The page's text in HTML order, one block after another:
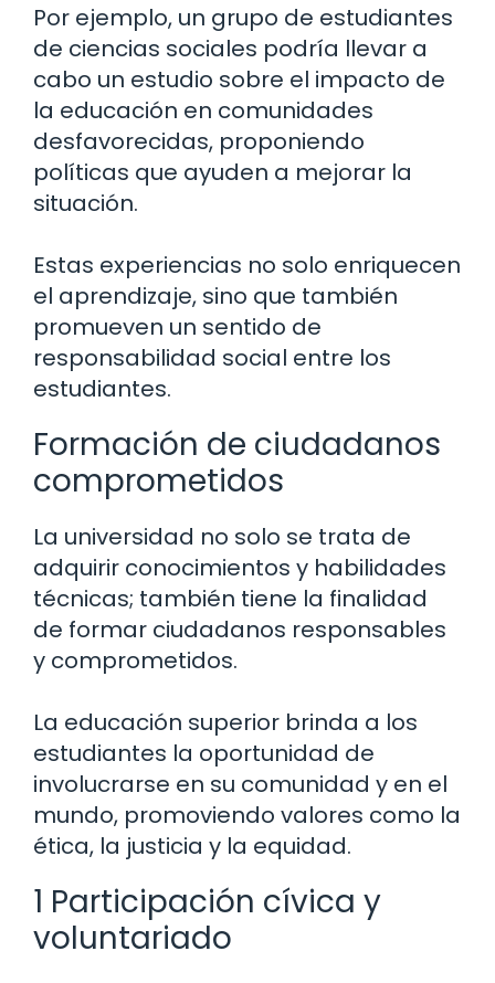
Por ejemplo, un grupo de estudiantes
de ciencias sociales podría llevar a
cabo un estudio sobre el impacto de
la educación en comunidades
desfavorecidas, proponiendo
políticas que ayuden a mejorar la
situación.
Estas experiencias no solo enriquecen
el aprendizaje, sino que también
promueven un sentido de
responsabilidad social entre los
estudiantes.
Formación de ciudadanos
comprometidos
La universidad no solo se trata de
adquirir conocimientos y habilidades
técnicas; también tiene la finalidad
de formar ciudadanos responsables
y comprometidos.
La educación superior brinda a los
estudiantes la oportunidad de
involucrarse en su comunidad y en el
mundo, promoviendo valores como la
ética, la justicia y la equidad.
1 Participación cívica y
voluntariado